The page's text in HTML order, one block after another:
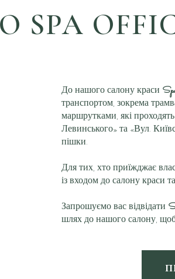
До нашого салону краси
транспортом, зокрема
маршрутками, які
Левинського» та «Вул.
пішки.
Для тих, хто приїжджає
із входом до салону краси
Запрошуємо вас відвідати
шлях до нашого салону,